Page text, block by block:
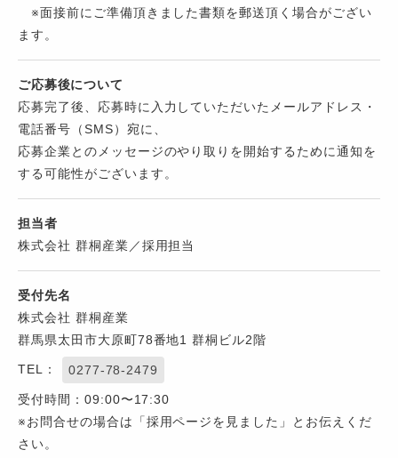
※⾯接前にご準備頂きました書類を郵送頂く場合がござい
ます。
ご応募後について
応募完了後、応募時に入力していただいたメールアドレス・
電話番号（SMS）宛に、
応募企業とのメッセージのやり取りを開始するために通知を
する可能性がございます。
担当者
株式会社 群桐産業／採用担当
受付先名
株式会社 群桐産業
群馬県太田市大原町78番地1 群桐ビル2階
TEL： 0277-78-2479
受付時間：09:00〜17:30
※お問合せの場合は「採用ページを見ました」とお伝えくだ
さい。